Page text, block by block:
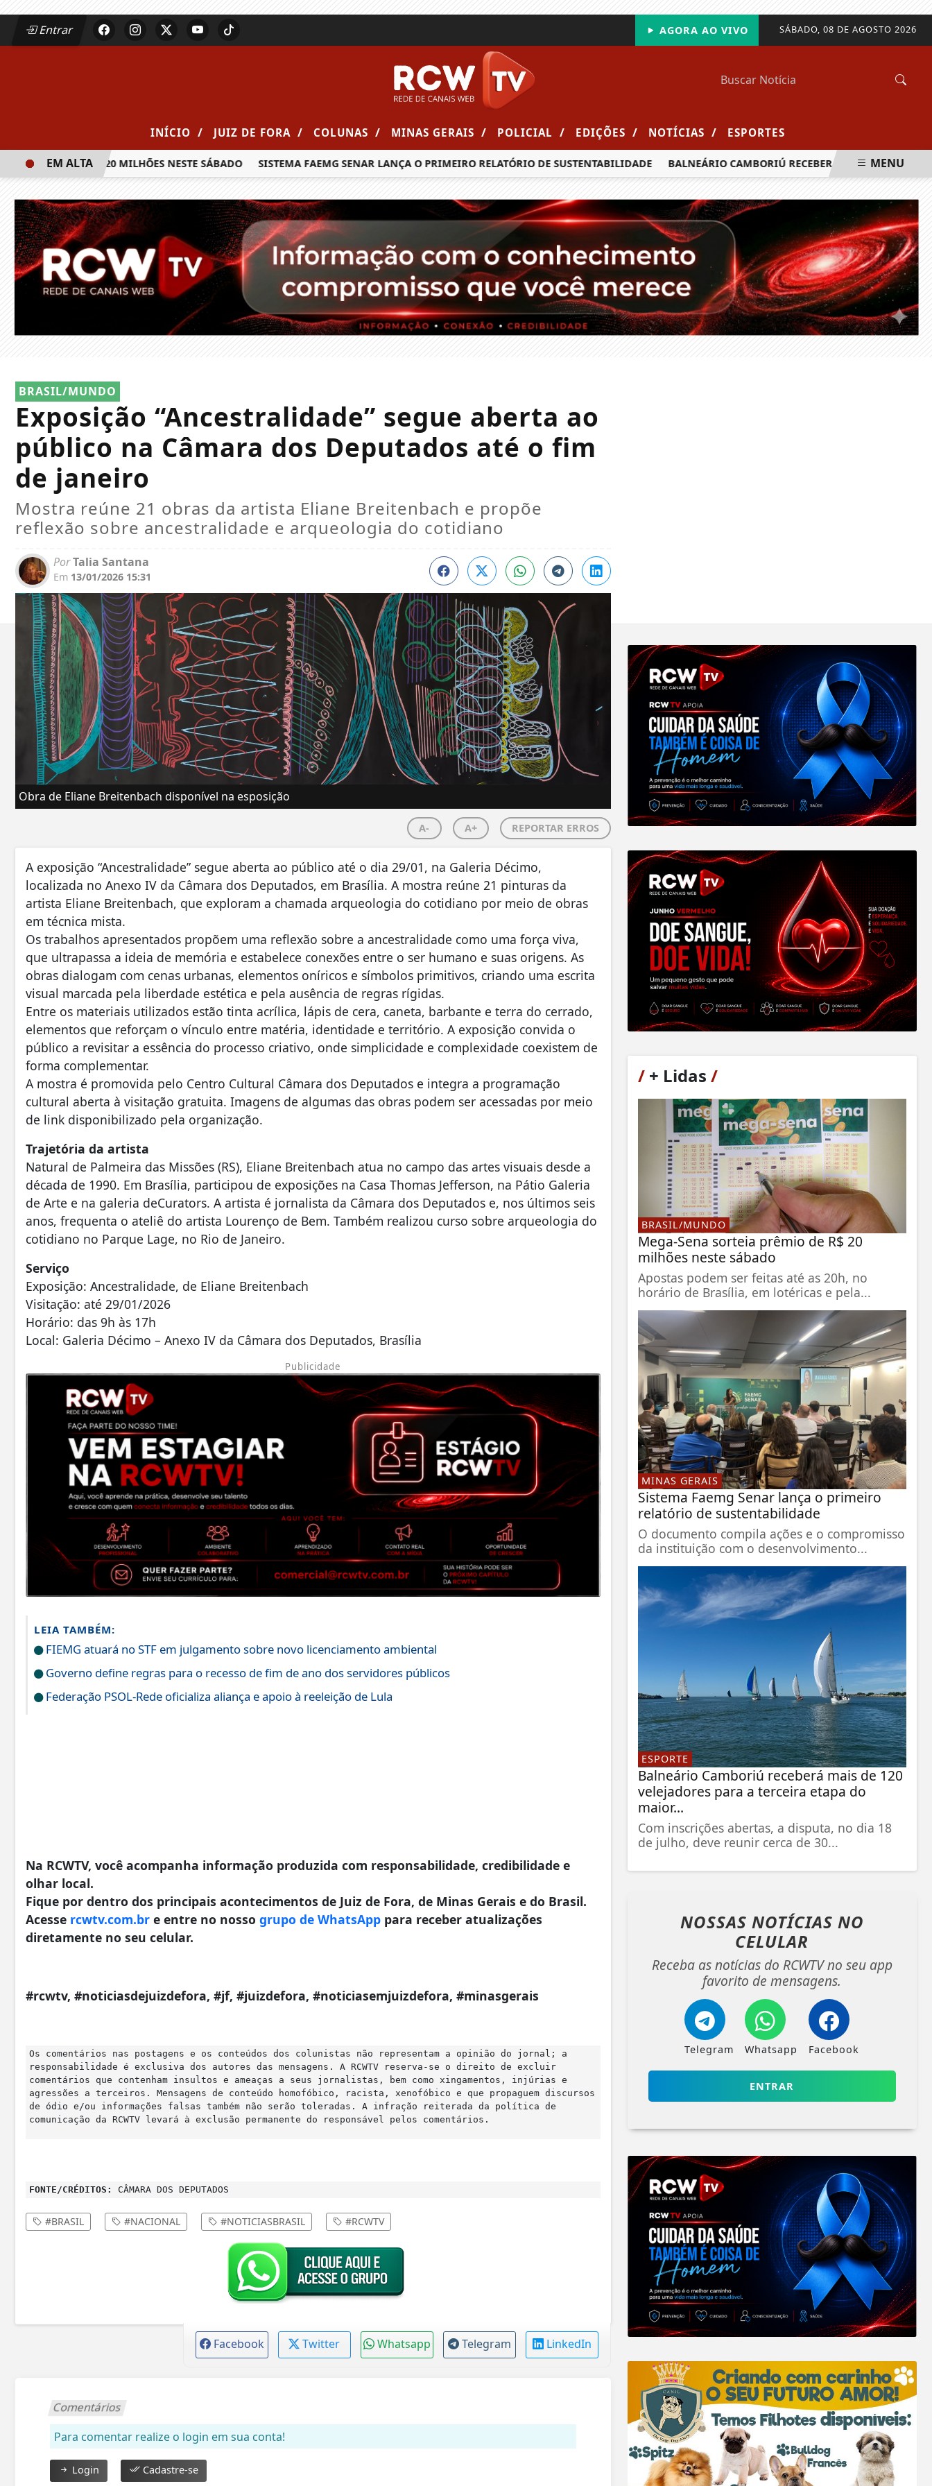
Entrar SÁBADO, 08 DE AGOSTO 2026
AGORA AO VIVO
INÍCIO / JUIZ DE FORA / COLUNAS / MINAS GERAIS / POLICIAL / EDIÇÕES / NOTÍCIAS / ESPORTES
PRÊMIO DE R$ 20 MILHÕES NESTE SÁBADO SISTEMA FAEMG SENAR LANÇA O PRIMEIRO RELATÓRIO DE SUSTENTABILIDADE BALNEÁRIO CAMBORIÚ RECEBERÁ MAIS DE 120
EM ALTA MENU
BRASIL/MUNDO
Exposição “Ancestralidade” segue aberta ao
público na Câmara dos Deputados até o fim
de janeiro
Mostra reúne 21 obras da artista Eliane Breitenbach e propõe
reflexão sobre ancestralidade e arqueologia do cotidiano
PorTalia Santana
Em 13/01/2026 15:31
Obra de Eliane Breitenbach disponível na esposição
A- A+ REPORTAR ERROS
A exposição “Ancestralidade” segue aberta ao público até o dia 29/01, na Galeria Décimo,
localizada no Anexo IV da Câmara dos Deputados, em Brasília. A mostra reúne 21 pinturas da
artista Eliane Breitenbach, que exploram a chamada arqueologia do cotidiano por meio de obras
em técnica mista.
Os trabalhos apresentados propõem uma reflexão sobre a ancestralidade como uma força viva,
que ultrapassa a ideia de memória e estabelece conexões entre o ser humano e suas origens. As
obras dialogam com cenas urbanas, elementos oníricos e símbolos primitivos, criando uma escrita
visual marcada pela liberdade estética e pela ausência de regras rígidas.
Entre os materiais utilizados estão tinta acrílica, lápis de cera, caneta, barbante e terra do cerrado,
elementos que reforçam o vínculo entre matéria, identidade e território. A exposição convida o
público a revisitar a essência do processo criativo, onde simplicidade e complexidade coexistem de
forma complementar.
A mostra é promovida pelo Centro Cultural Câmara dos Deputados e integra a programação
cultural aberta à visitação gratuita. Imagens de algumas das obras podem ser acessadas por meio
de link disponibilizado pela organização.
Trajetória da artista
Natural de Palmeira das Missões (RS), Eliane Breitenbach atua no campo das artes visuais desde a
década de 1990. Em Brasília, participou de exposições na Casa Thomas Jefferson, na Pátio Galeria
de Arte e na galeria deCurators. A artista é jornalista da Câmara dos Deputados e, nos últimos seis
anos, frequenta o ateliê do artista Lourenço de Bem. Também realizou curso sobre arqueologia do
cotidiano no Parque Lage, no Rio de Janeiro.
Serviço
Exposição: Ancestralidade, de Eliane Breitenbach
Visitação: até 29/01/2026
Horário: das 9h às 17h
Local: Galeria Décimo – Anexo IV da Câmara dos Deputados, Brasília
Publicidade
LEIA TAMBÉM:
FIEMG atuará no STF em julgamento sobre novo licenciamento ambiental
Governo define regras para o recesso de fim de ano dos servidores públicos
Federação PSOL-Rede oficializa aliança e apoio à reeleição de Lula
Na RCWTV, você acompanha informação produzida com responsabilidade, credibilidade e
olhar local.
Fique por dentro dos principais acontecimentos de Juiz de Fora, de Minas Gerais e do Brasil.
Acesse rcwtv.com.br e entre no nosso grupo de WhatsApp para receber atualizações
diretamente no seu celular.
#rcwtv, #noticiasdejuizdefora, #jf, #juizdefora, #noticiasemjuizdefora, #minasgerais
Os comentários nas postagens e os conteúdos dos colunistas não representam a opinião do jornal; a
responsabilidade é exclusiva dos autores das mensagens. A RCWTV reserva-se o direito de excluir
comentários que contenham insultos e ameaças a seus jornalistas, bem como xingamentos, injúrias e
agressões a terceiros. Mensagens de conteúdo homofóbico, racista, xenofóbico e que propaguem discursos
de ódio e/ou informações falsas também não serão toleradas. A infração reiterada da política de
comunicação da RCWTV levará à exclusão permanente do responsável pelos comentários.
FONTE/CRÉDITOS: CÂMARA DOS DEPUTADOS
#BRASIL #NACIONAL #NOTICIASBRASIL #RCWTV
Facebook Twitter Whatsapp Telegram LinkedIn
Comentários
Para comentar realize o login em sua conta!
Login Cadastre-se
/+ Lidas /
BRASIL/MUNDO
Mega-Sena sorteia prêmio de R$ 20
milhões neste sábado
Apostas podem ser feitas até as 20h, no
horário de Brasília, em lotéricas e pela...
MINAS GERAIS
Sistema Faemg Senar lança o primeiro
relatório de sustentabilidade
O documento compila ações e o compromisso
da instituição com o desenvolvimento...
ESPORTE
Balneário Camboriú receberá mais de 120
velejadores para a terceira etapa do
maior...
Com inscrições abertas, a disputa, no dia 18
de julho, deve reunir cerca de 30...
NOSSAS NOTÍCIAS NO
CELULAR
Receba as notícias do RCWTV no seu app
favorito de mensagens.
Telegram Whatsapp Facebook
ENTRAR